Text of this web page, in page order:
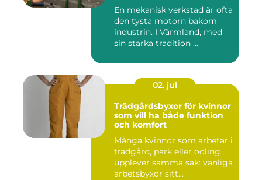
En mekanisk verkstad är ofta
den tysta motorn bakom
industrin. I Värmland, med
sin starka tradition ...
02. jul
Trädgårdsbyxor för kvinnor
som vill ha både funktion
och komfort
Många kvinnor som arbetar i
trädgård, park eller odling
upplever samma sak: vanliga
arbetsbyxor sitt...